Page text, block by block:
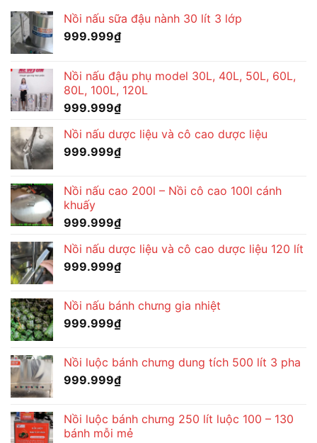
Nồi nấu sữa đậu nành 30 lít 3 lớp
999.999₫
Nồi nấu đậu phụ model 30L, 40L, 50L, 60L,
80L, 100L, 120L
999.999₫
Nồi nấu dược liệu và cô cao dược liệu
999.999₫
Nồi nấu cao 200l – Nồi cô cao 100l cánh
khuấy
999.999₫
Nồi nấu dược liệu và cô cao dược liệu 120 lít
999.999₫
Nồi nấu bánh chưng gia nhiệt
999.999₫
Nồi luộc bánh chưng dung tích 500 lít 3 pha
999.999₫
Nồi luộc bánh chưng 250 lít luộc 100 – 130
bánh mỗi mẻ